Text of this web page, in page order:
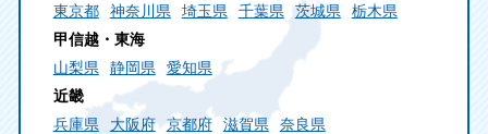
東京都
神奈川県 埼玉県 千葉県 茨城県
栃木県
甲信越・東海
山梨県
静岡県
愛知県
近畿
兵庫県
大阪府 京都府 滋賀県
奈良県